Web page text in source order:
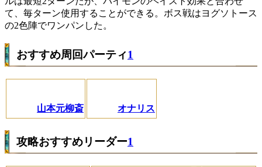
て、毎ターン使用することができる。ボス戦はヨグソトース
の2色陣でワンパンした。
おすすめ周回パーティ1
山本元柳斎 オナリス
攻略おすすめリーダー1